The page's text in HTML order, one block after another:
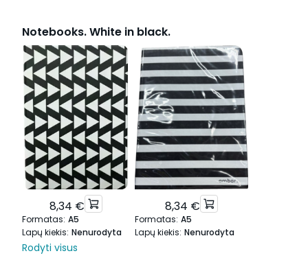
Notebooks. White in black.
8,34 €
Formatas: A5
Lapų kiekis: Nenurodyta
8,34 €
Formatas: A5
Lapų kiekis: Nenurodyta
Rodyti visus